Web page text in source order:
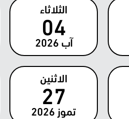
الثلاثاء
04
آب 2026
الاثنين
27
تموز 2026